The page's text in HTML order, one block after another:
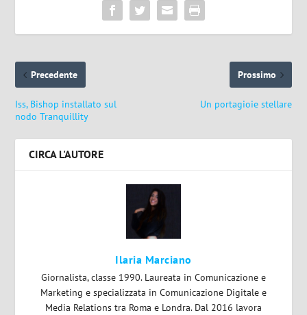
Precedente
Iss, Bishop installato sul
nodo Tranquillity
Prossimo
Un portagioie stellare
CIRCA L'AUTORE
Ilaria Marciano
Giornalista, classe 1990. Laureata in Comunicazione e
Marketing e specializzata in Comunicazione Digitale e
Media Relations tra Roma e Londra. Dal 2016 lavora